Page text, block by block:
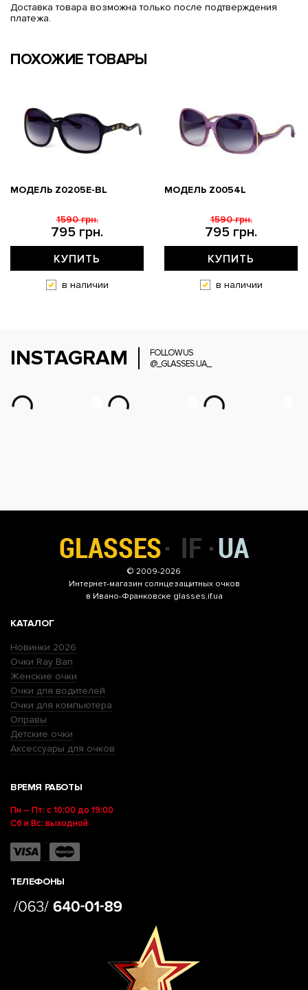
Доставка товара возможна только после подтверждения
платежа.
ПОХОЖИЕ ТОВАРЫ
МОДЕЛЬ Z0205E-BL
795 грн.
1590 грн.
КУПИТЬ
в наличии
МОДЕЛЬ Z0054L
795 грн.
1590 грн.
КУПИТЬ
в наличии
INSTAGRAM
FOLLOW US
@_GLASSES.UA_
© 2009-2026
Интернет-магазин солнцезащитных очков
в Ивано-Франковске glasses.if.ua
КАТАЛОГ
Новинки 2026
Очки Ray Ban
Женские очки
Очки для водителей
Очки для компьютера
Оправы
Детские очки
Аксессуары для очков
ВРЕМЯ РАБОТЫ
Пн – Пт: с 10:00 до 19:00
Сб и Вс: выходной
ТЕЛЕФОНЫ